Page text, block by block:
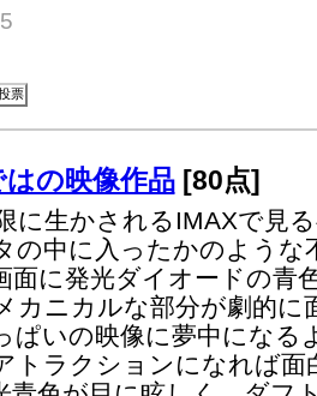
の映像作品[80点]
に生かされるIMAXで見
の中に入ったかのような
面に発光ダイオードの青
カニカルな部分が劇的に
ぱいの映像に夢中になる
トラクションになれば面